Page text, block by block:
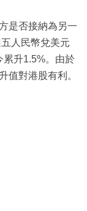
是否接納為另一
人民幣兌美元
累升1.5%。由於
值對港股有利。